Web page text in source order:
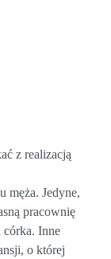
z realizacją
męża. Jedyne,
pracownię
córka. Inne
o której